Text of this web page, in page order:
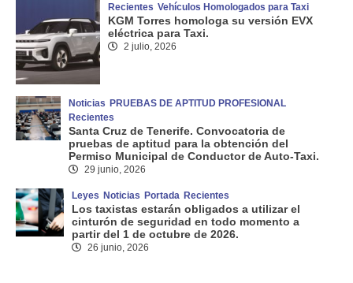
Recientes Vehículos Homologados para Taxi
KGM Torres homologa su versión EVX
eléctrica para Taxi.
2 julio, 2026
Noticias PRUEBAS DE APTITUD PROFESIONAL
Recientes
Santa Cruz de Tenerife. Convocatoria de
pruebas de aptitud para la obtención del
Permiso Municipal de Conductor de Auto-Taxi.
29 junio, 2026
Leyes Noticias Portada Recientes
Los taxistas estarán obligados a utilizar el
cinturón de seguridad en todo momento a
partir del 1 de octubre de 2026.
26 junio, 2026